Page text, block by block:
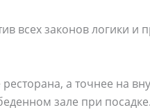
всех законов логики и
а точнее на
зале при